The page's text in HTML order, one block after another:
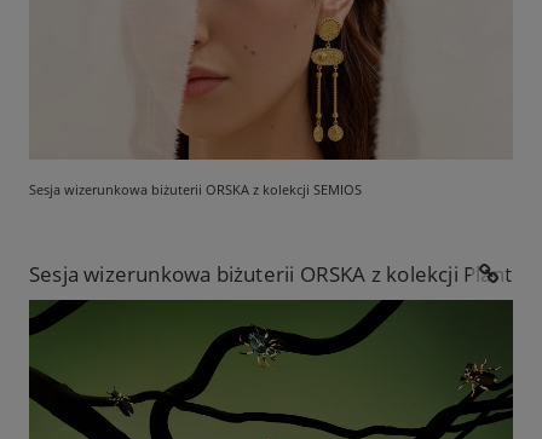
Sesja wizerunkowa biżuterii ORSKA z kolekcji SEMIOS
Sesja wizerunkowa biżuterii ORSKA z kolekcji Plantis